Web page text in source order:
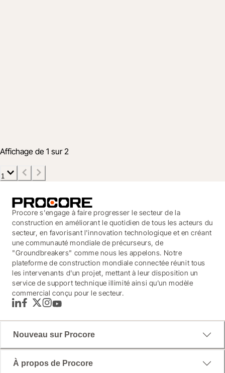
Affichage de 1 sur 2
1
Procore s'engage à faire progresser le secteur de la
construction en améliorant le quotidien de tous les acteurs du
secteur, en favorisant l'innovation technologique et en créant
une communauté mondiale de précurseurs, de
"Groundbreakers" comme nous les appelons. Notre
plateforme de construction mondiale connectée réunit tous
les intervenants d'un projet, mettant à leur disposition un
service de support technique illimité ainsi qu'un modèle
commercial conçu pour le secteur.
LinkedInFacebook
TwitterInstagram
YouTube
Nouveau sur Procore
À propos de Procore